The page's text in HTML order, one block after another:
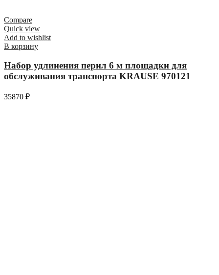
Compare
Quick view
Add to wishlist
В корзину
Набор удлинения перил 6 м площадки для
обслуживания транспорта KRAUSE 970121
35870 ₽